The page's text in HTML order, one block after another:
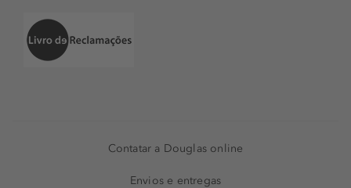
Contatar a Douglas online
Envios e entregas